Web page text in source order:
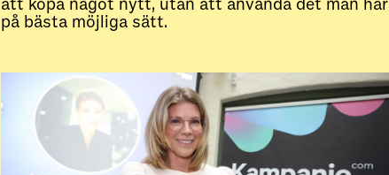
att köpa något nytt, utan att använda det man har
på bästa möjliga sätt.